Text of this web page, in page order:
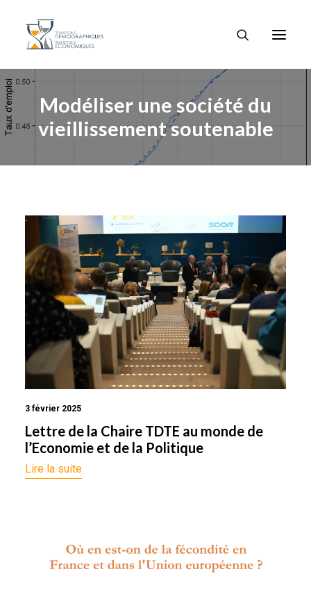
Modéliser une société du
vieillissement soutenable
3 février 2025
Lettre de la Chaire TDTE au monde de
l’Economie et de la Politique
Lire la suite